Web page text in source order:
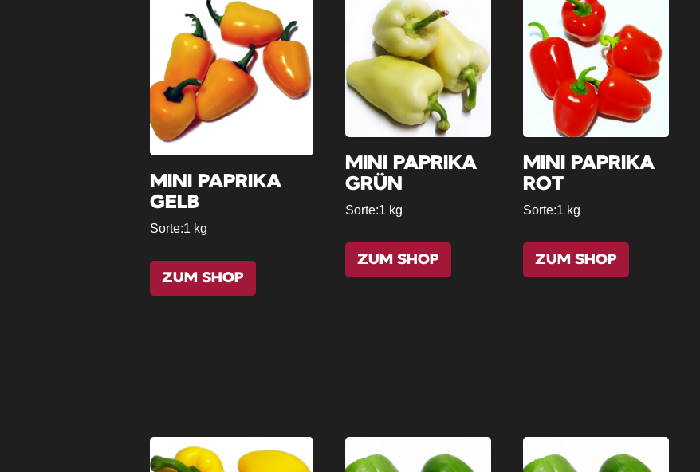
MINI PAPRIKA
GELB
Sorte:1 kg
ZUM SHOP
MINI PAPRIKA
GRÜN
Sorte:1 kg
ZUM SHOP
MINI PAPRIKA
ROT
Sorte:1 kg
ZUM SHOP